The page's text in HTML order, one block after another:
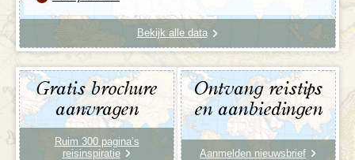
Bekijk alle data
Gratis brochure
aanvragen
Ruim 300 pagina’s
reisinspiratie
Ontvang reistips
en aanbiedingen
Aanmelden nieuwsbrief